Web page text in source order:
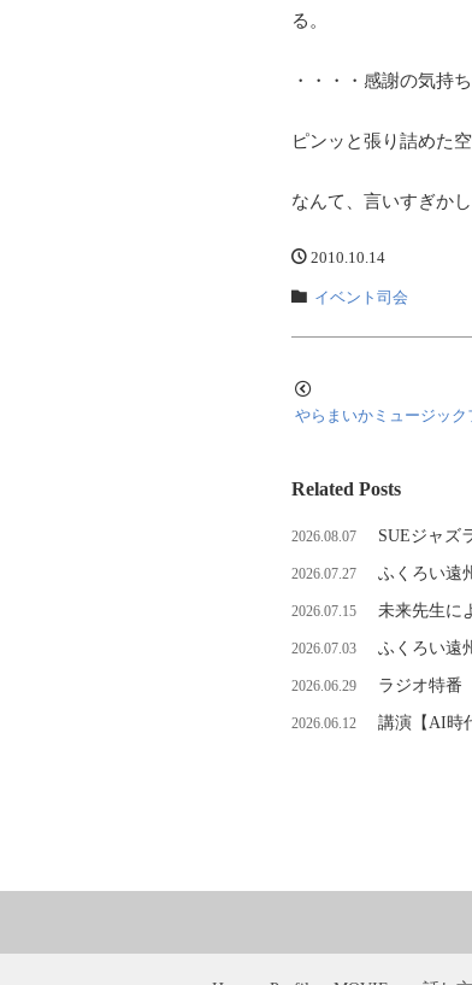
る。
・・・・感謝の気持
ピンッと張り詰めた
なんて、言いすぎかし
2010.10.14
イベント司会
やらまいかミュージッ
Related Posts
2026.08.07 SUEジャズ
2026.07.27 ふくろい
2026.07.15 未来先生に
2026.07.03 ふくろい遠
2026.06.29 ラジオ特番
2026.06.12 講演【AI時